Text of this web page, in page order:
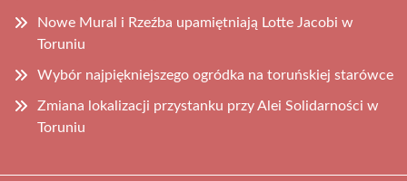
Nowe Mural i Rzeźba upamiętniają Lotte Jacobi w
Toruniu
Wybór najpiękniejszego ogródka na toruńskiej starówce
Zmiana lokalizacji przystanku przy Alei Solidarności w
Toruniu